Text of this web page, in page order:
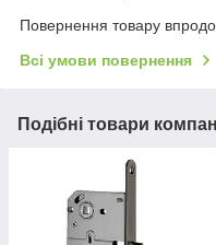
Повернення товару
Всі умови повернення
Подібні товари